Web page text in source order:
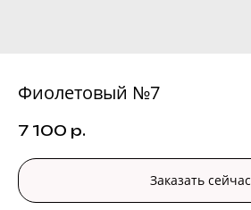
Фиолетовый №7
7 100 р.
Заказать сейчас